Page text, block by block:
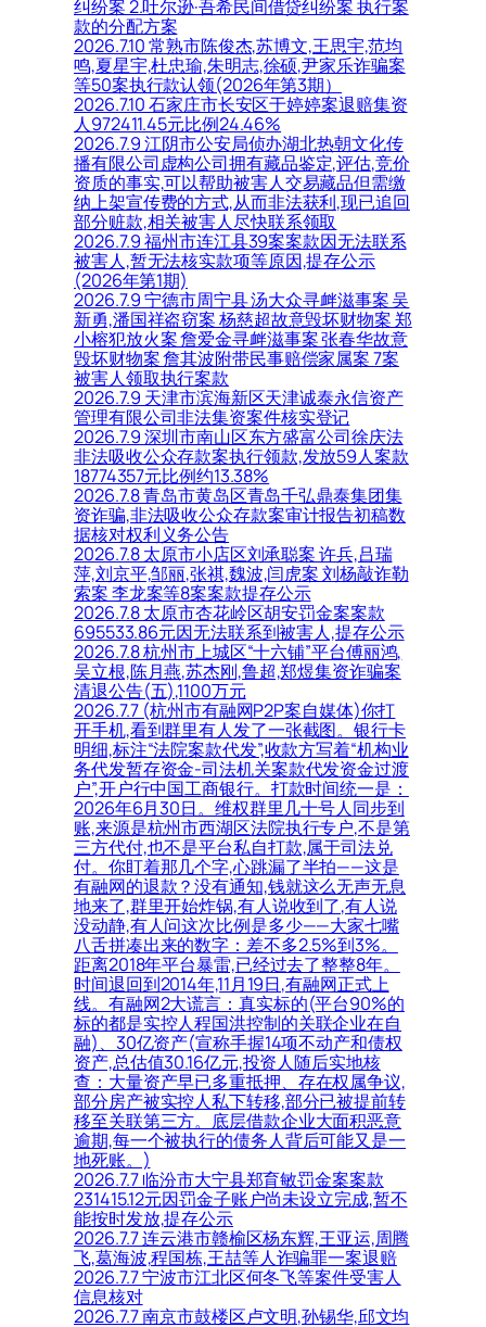
纠纷案 2.吐尔逊·吾希民间借贷纠纷案 执行案
款的分配方案
2026.7.10 常熟市陈俊杰,苏博文,王思宇,范均
鸣,夏星宇,杜忠瑜,朱明志,徐硕,尹家乐诈骗案
等50案执行款认领(2026年第3期）
2026.7.10 石家庄市长安区于婷婷案退赔集资
人972411.45元比例24.46%
2026.7.9 江阴市公安局侦办湖北热朝文化传
播有限公司虚构公司拥有藏品鉴定,评估,竞价
资质的事实,可以帮助被害人交易藏品但需缴
纳上架宣传费的方式,从而非法获利,现已追回
部分赃款,相关被害人尽快联系领取
2026.7.9 福州市连江县39案案款因无法联系
被害人,暂无法核实款项等原因,提存公示
(2026年第1期)
2026.7.9 宁德市周宁县 汤大众寻衅滋事案 吴
新勇,潘国祥盗窃案 杨慈超故意毁坏财物案 郑
小榕犯放火案 詹爱金寻衅滋事案 张春华故意
毁坏财物案 詹其波附带民事赔偿家属案 7案
被害人领取执行案款
2026.7.9 天津市滨海新区天津诚泰永信资产
管理有限公司非法集资案件核实登记
2026.7.9 深圳市南山区东方盛富公司徐庆法
非法吸收公众存款案执行领款,发放59人案款
18774357元比例约13.38%
2026.7.8 青岛市黄岛区青岛千弘鼎泰集团集
资诈骗,非法吸收公众存款案审计报告初稿数
据核对权利义务公告
2026.7.8 太原市小店区刘承聪案 许兵,吕瑞
萍,刘京平,邹丽,张祺,魏波,闫虎案 刘杨敲诈勒
索案 李龙案等8案案款提存公示
2026.7.8 太原市杏花岭区胡安罚金案案款
695533.86元因无法联系到被害人,提存公示
2026.7.8 杭州市上城区“十六铺”平台傅丽鸿,
吴立根,陈月燕,苏杰刚,鲁超,郑煜集资诈骗案
清退公告(五),1100万元
2026.7.7 (杭州市有融网P2P案自媒体)你打
开手机,看到群里有人发了一张截图。银行卡
明细,标注“法院案款代发”,收款方写着“机构业
务代发暂存资金-司法机关案款代发资金过渡
户”,开户行中国工商银行。打款时间统一是：
2026年6月30日。维权群里几十号人同步到
账,来源是杭州市西湖区法院执行专户,不是第
三方代付,也不是平台私自打款,属于司法兑
付。你盯着那几个字,心跳漏了半拍——这是
有融网的退款？没有通知,钱就这么无声无息
地来了,群里开始炸锅,有人说收到了,有人说
没动静,有人问这次比例是多少——大家七嘴
八舌拼凑出来的数字：差不多2.5%到3%。
距离2018年平台暴雷,已经过去了整整8年。
时间退回到2014年,11月19日,有融网正式上
线。有融网2大谎言：真实标的(平台90%的
标的都是实控人程国洪控制的关联企业在自
融)、30亿资产(宣称手握14项不动产和债权
资产,总估值30.16亿元,投资人随后实地核
查：大量资产早已多重抵押、存在权属争议,
部分房产被实控人私下转移,部分已被提前转
移至关联第三方。底层借款企业大面积恶意
逾期,每一个被执行的债务人背后可能又是一
地死账。)
2026.7.7 临汾市大宁县郑育敏罚金案案款
231415.12元因罚金子账户尚未设立完成,暂不
能按时发放,提存公示
2026.7.7 连云港市赣榆区杨东辉,王亚运,周腾
飞,葛海波,程国栋,王喆等人诈骗罪一案退赔
2026.7.7 宁波市江北区何冬飞等案件受害人
信息核对
2026.7.7 南京市鼓楼区卢文明,孙锡华,邱文均